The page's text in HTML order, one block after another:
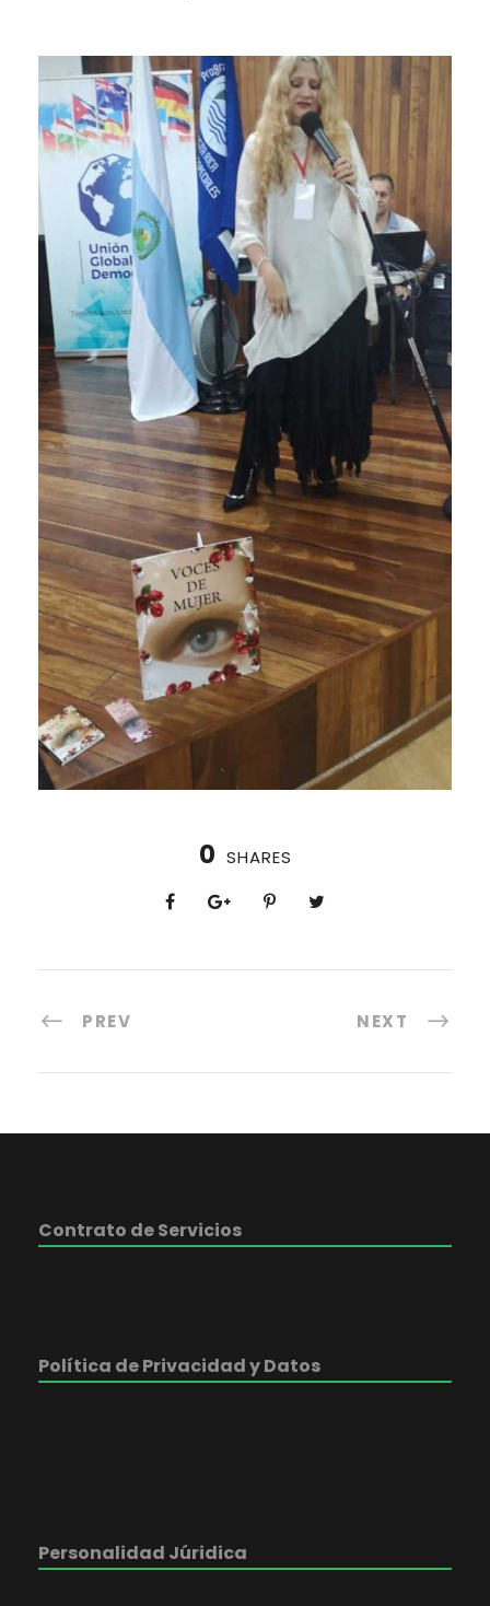
0 SHARES
PREV NEXT
Contrato de Servicios
Política de Privacidad y Datos
Personalidad Júridica